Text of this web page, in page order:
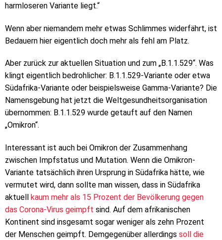
harmloseren Variante liegt.“
Wenn aber niemandem mehr etwas Schlimmes widerfährt, ist
Bedauern hier eigentlich doch mehr als fehl am Platz.
Aber zurück zur aktuellen Situation und zum „B.1.1.529“. Was
klingt eigentlich bedrohlicher: B.1.1.529-Variante oder etwa
Südafrika-Variante oder beispielsweise Gamma-Variante? Die
Namensgebung hat jetzt die Weltgesundheitsorganisation
übernommen: B.1.1.529 wurde getauft auf den Namen
„Omikron“.
Interessant ist auch bei Omikron der Zusammenhang
zwischen Impfstatus und Mutation. Wenn die Omikron-
Variante tatsächlich ihren Ursprung in Südafrika hätte, wie
vermutet wird, dann sollte man wissen, dass in Südafrika
aktuell
kaum mehr als 15 Prozent der Bevölkerung gegen
das Corona-Virus geimpft sind. Auf dem afrikanischen
Kontinent sind insgesamt sogar weniger als zehn Prozent
der Menschen geimpft. Demgegenüber allerdings soll die